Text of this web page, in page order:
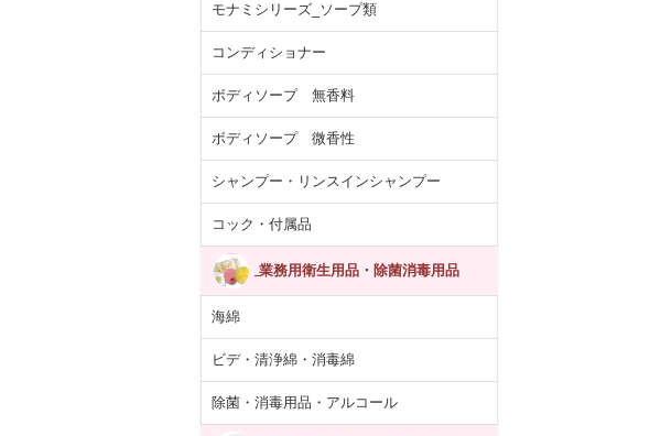
モナミシリーズ_ソープ類
コンディショナー
ボディソープ 無香料
ボディソープ 微香性
シャンプー・リンスインシャンプー
コック・付属品
業務用衛生用品・除菌消毒用品
海綿
ビデ・清浄綿・消毒綿
除菌・消毒用品・アルコール